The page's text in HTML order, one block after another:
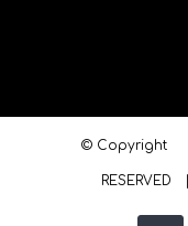
© Copyright